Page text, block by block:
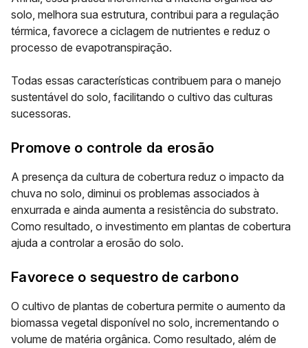
solo, melhora sua estrutura, contribui para a regulação
térmica, favorece a ciclagem de nutrientes e reduz o
processo de evapotranspiração.
Todas essas características contribuem para o manejo
sustentável do solo, facilitando o cultivo das culturas
sucessoras.
Promove o controle da erosão
A presença da cultura de cobertura reduz o impacto da
chuva no solo, diminui os problemas associados à
enxurrada e ainda aumenta a resistência do substrato.
Como resultado, o investimento em plantas de cobertura
ajuda a controlar a erosão do solo.
Favorece o sequestro de carbono
O cultivo de plantas de cobertura permite o aumento da
biomassa vegetal disponível no solo, incrementando o
volume de matéria orgânica. Como resultado, além de